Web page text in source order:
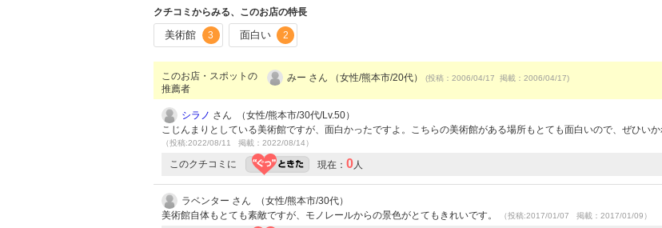
クチコミからみる、このお店の特長
美術館 3 面白い 2
このお店・スポットの
推薦者
みー さん （女性/熊本市/20代） (投稿：2006/04/17 掲載：2006/04/17)
シラノ さん （女性/熊本市/30代/Lv.50）
こじんまりとしている美術館ですが、面白かったですよ。こちらの美術館がある場所もとても面白いので、ぜひいか
（投稿:2022/08/11 掲載：2022/08/14）
このクチコミに 現在： 0 人
ラベンター さん （女性/熊本市/30代）
美術館自体もとても素敵ですが、モノレールからの景色がとてもきれいです。
（投稿:2017/01/07 掲載：2017/01/09）